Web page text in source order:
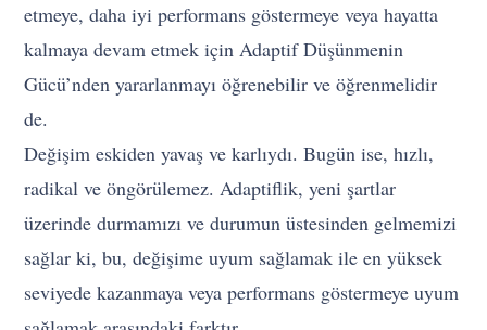
etmeye, daha iyi performans göstermeye veya hayatta
kalmaya devam etmek için Adaptif Düşünmenin
Gücü’nden yararlanmayı öğrenebilir ve öğrenmelidir
de.
Değişim eskiden yavaş ve karlıydı. Bugün ise, hızlı,
radikal ve öngörülemez. Adaptiflik, yeni şartlar
üzerinde durmamızı ve durumun üstesinden gelmemizi
sağlar ki, bu, değişime uyum sağlamak ile en yüksek
seviyede kazanmaya veya performans göstermeye uyum